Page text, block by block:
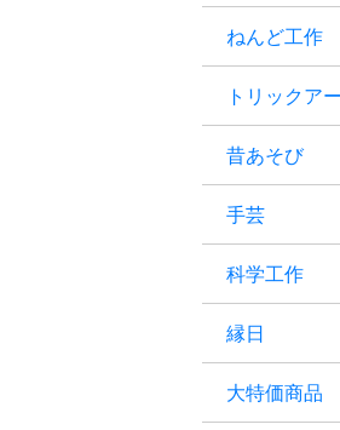
ねんど工作
トリックア
昔あそび
手芸
科学工作
縁日
大特価商品